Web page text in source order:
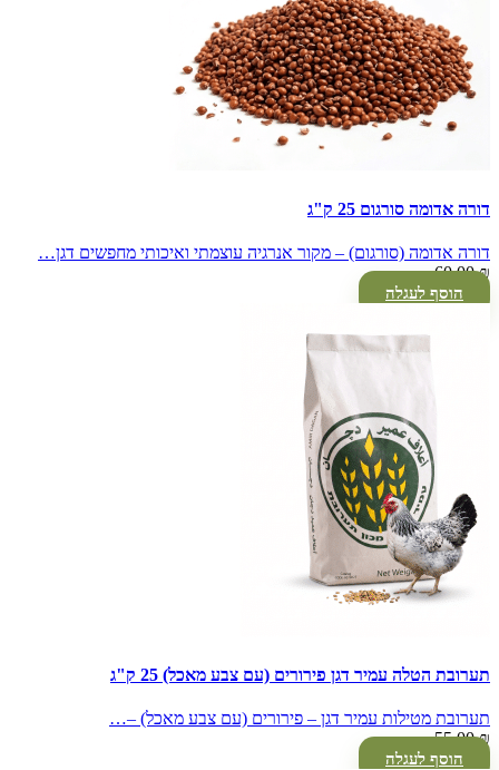
דורה אדומה סורגום 25 ק"ג
דורה אדומה (סורגום) – מקור אנרגיה עוצמתי ואיכותי מחפשים דגן…
60.00₪
הוסף לעגלה
תערובת הטלה עמיר דגן פירורים (עם צבע מאכל) 25 ק"ג
תערובת מטילות עמיר דגן – פירורים (עם צבע מאכל) –…
55.00₪
הוסף לעגלה